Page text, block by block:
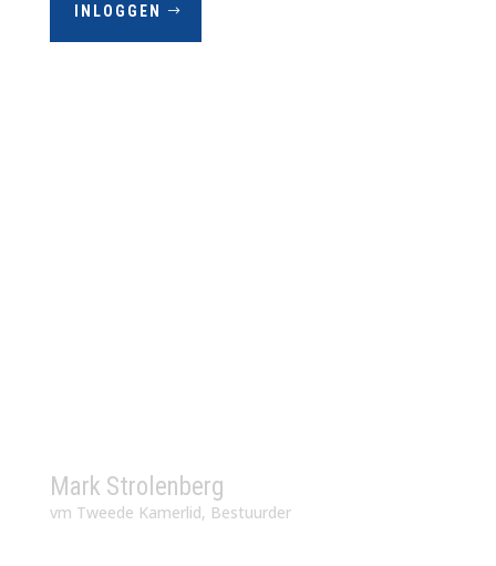
INLOGGEN
Mark Strolenberg
vm Tweede Kamerlid, Bestuurder